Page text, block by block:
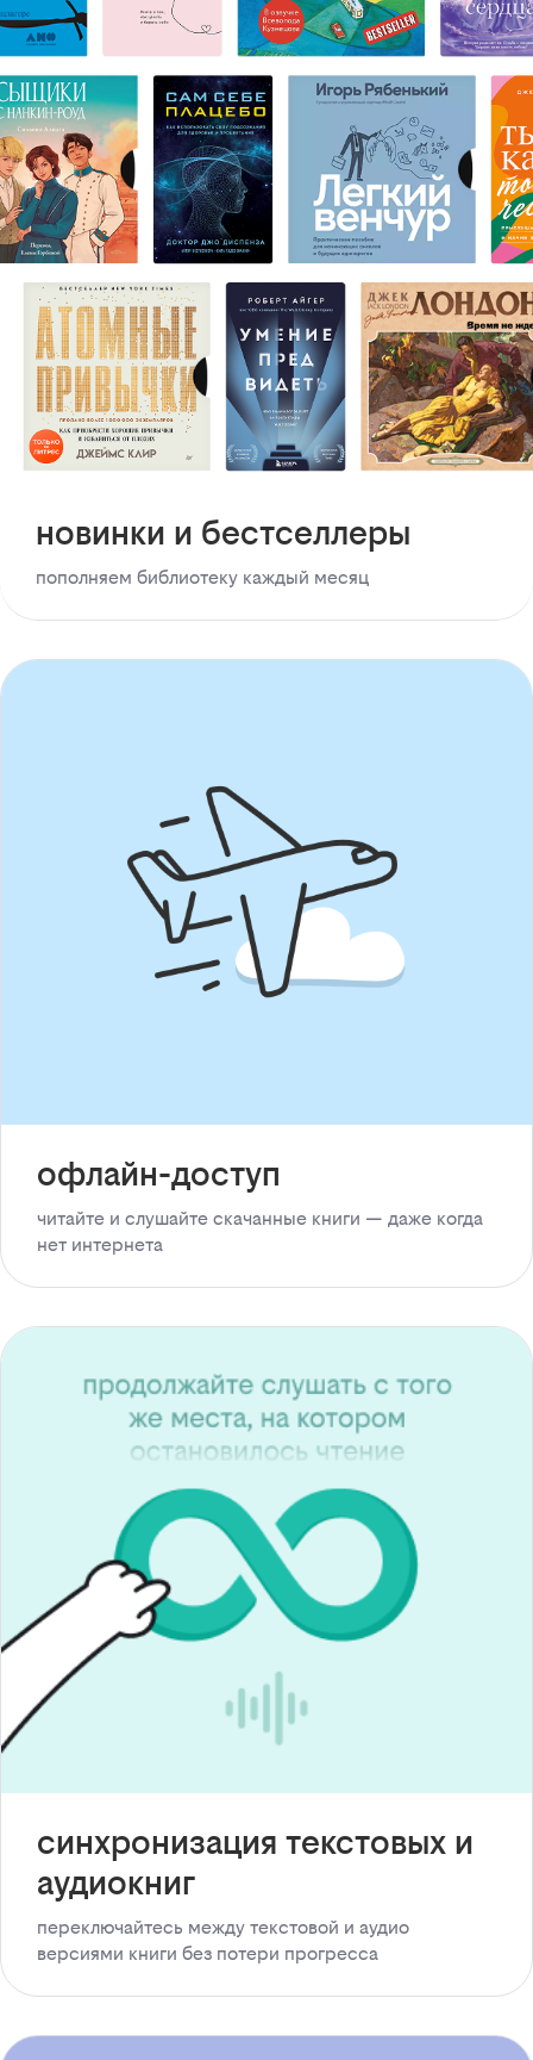
новинки и бестселлеры
пополняем библиотеку каждый месяц
офлайн-доступ
читайте и слушайте скачанные книги — даже когда
нет интернета
синхронизация текстовых и
аудиокниг
переключайтесь между текстовой и аудио
версиями книги без потери прогресса